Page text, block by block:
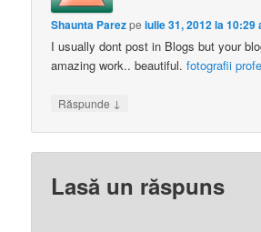
Shaunta Parezpeiulie 31, 2012 la 10:29
I usually dont post in Blogs but your
amazing work.. beautiful.fotografii
Răspunde ↓
Lasă un răspuns